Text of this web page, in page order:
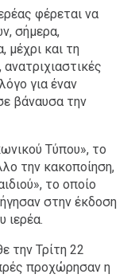
φέρεται να
σήμερα,
μέχρι και τη
για έναν
βάναυσα την
Τύπου», το
την κακοποίηση,
το οποίο
στην έκδοση
ιερέα.
την Τρίτη 22
προχώρησαν η